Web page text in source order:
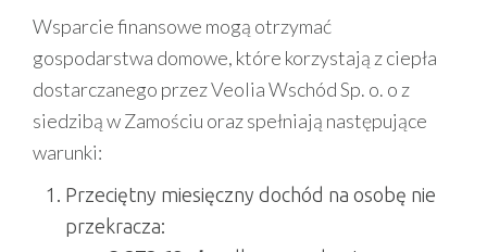
Wsparcie finansowe mogą otrzymać
gospodarstwa domowe, które korzystają z ciepła
dostarczanego przez Veolia Wschód Sp. o. o z
siedzibą w Zamościu oraz spełniają następujące
warunki:
Przeciętny miesięczny dochód na osobę nie
przekracza: